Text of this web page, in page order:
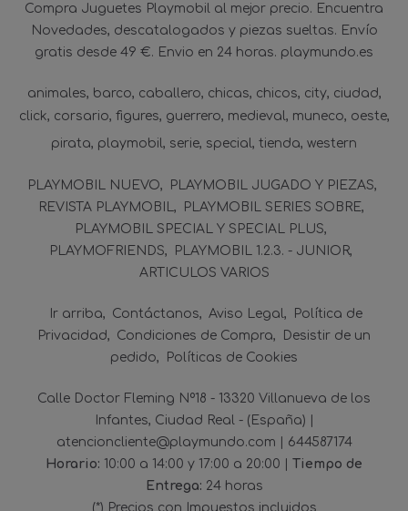
Compra Juguetes Playmobil al mejor precio. Encuentra
Novedades, descatalogados y piezas sueltas. Envío
gratis desde 49 €. Envio en 24 horas. playmundo.es
animales barco caballero chicas chicos city ciudad
click corsario figures guerrero medieval muneco oeste
pirata playmobil serie special tienda western
PLAYMOBIL NUEVO
PLAYMOBIL JUGADO Y PIEZAS
REVISTA PLAYMOBIL
PLAYMOBIL SERIES SOBRE
PLAYMOBIL SPECIAL Y SPECIAL PLUS
PLAYMOFRIENDS
PLAYMOBIL 1.2.3. - JUNIOR
ARTICULOS VARIOS
Ir arriba Contáctanos Aviso Legal
Política de
Privacidad
Condiciones de Compra
Desistir de un
pedido
Políticas de Cookies
Calle Doctor Fleming Nº18 - 13320 Villanueva de los
Infantes, Ciudad Real - (España) |
atencioncliente@playmundo.com | 644587174
Horario: 10:00 a 14:00 y 17:00 a 20:00 | Tiempo de
Entrega: 24 horas
(*) Precios con Impuestos incluidos